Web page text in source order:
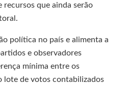
recursos que ainda serão
política no país e alimenta a
e observadores
mínima entre os
lote de votos contabilizados